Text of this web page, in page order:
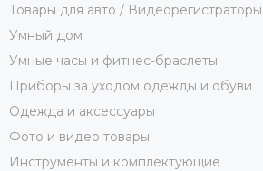
Товары для авто /
Умный дом
Умные часы и фитнес-браслеты
Приборы за уходом одежды и обуви
Одежда и аксессуары
Фото и видео товары
Инструменты и комплектующие